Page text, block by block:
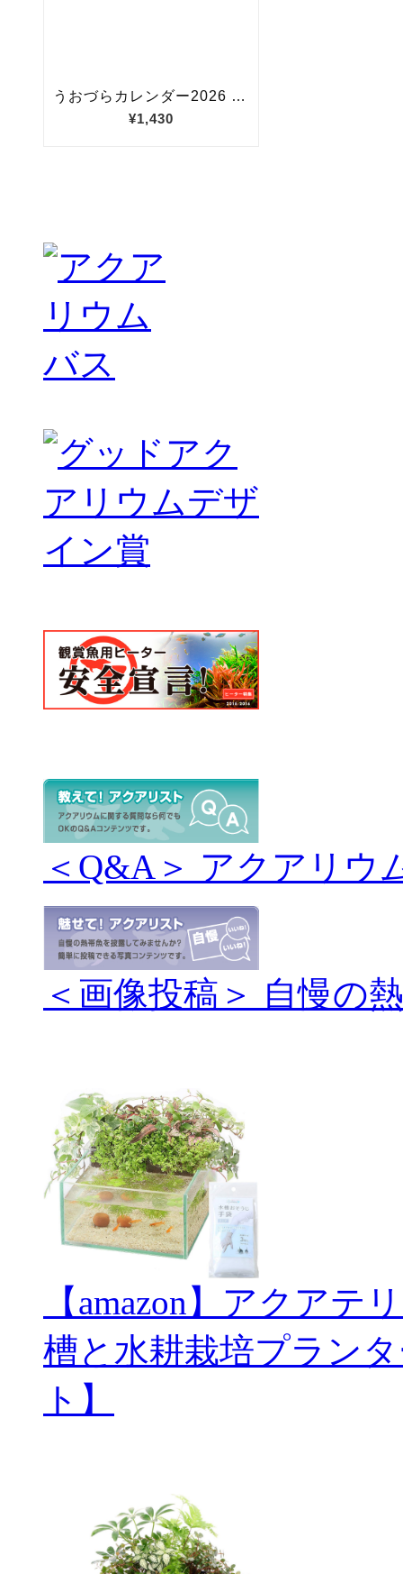
＜Q&A＞ アクアリウ
＜画像投稿＞ 自慢の
【amazon】アクアテ
槽と水耕栽培プラン
ト】